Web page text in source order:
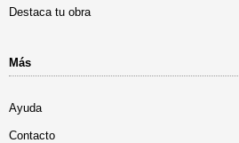
Destaca tu obra
Más
Ayuda
Contacto